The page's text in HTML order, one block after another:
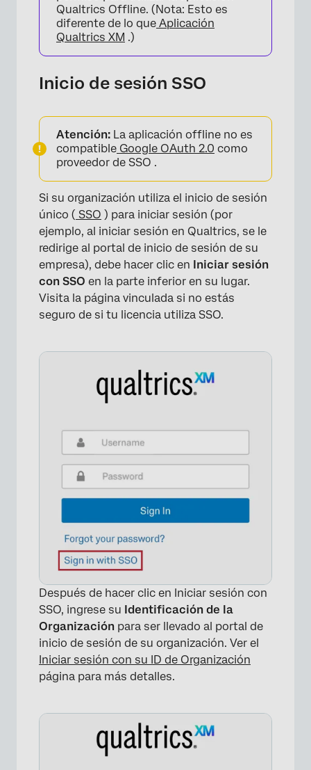
Qualtrics Offline. (Nota: Esto es
diferente de lo que Aplicación
Qualtrics XM .)
Inicio de sesión SSO
Atención: La aplicación offline no es
compatible Google OAuth 2.0 como
proveedor de SSO .
Si su organización utiliza el inicio de sesión
único ( SSO ) para iniciar sesión (por
ejemplo, al iniciar sesión en Qualtrics, se le
redirige al portal de inicio de sesión de su
empresa), debe hacer clic en Iniciar sesión
con SSO en la parte inferior en su lugar.
Visita la página vinculada si no estás
seguro de si tu licencia utiliza SSO.
Después de hacer clic en Iniciar sesión con
SSO, ingrese su Identificación de la
Organización para ser llevado al portal de
inicio de sesión de su organización. Ver el
Iniciar sesión con su ID de Organización
página para más detalles.